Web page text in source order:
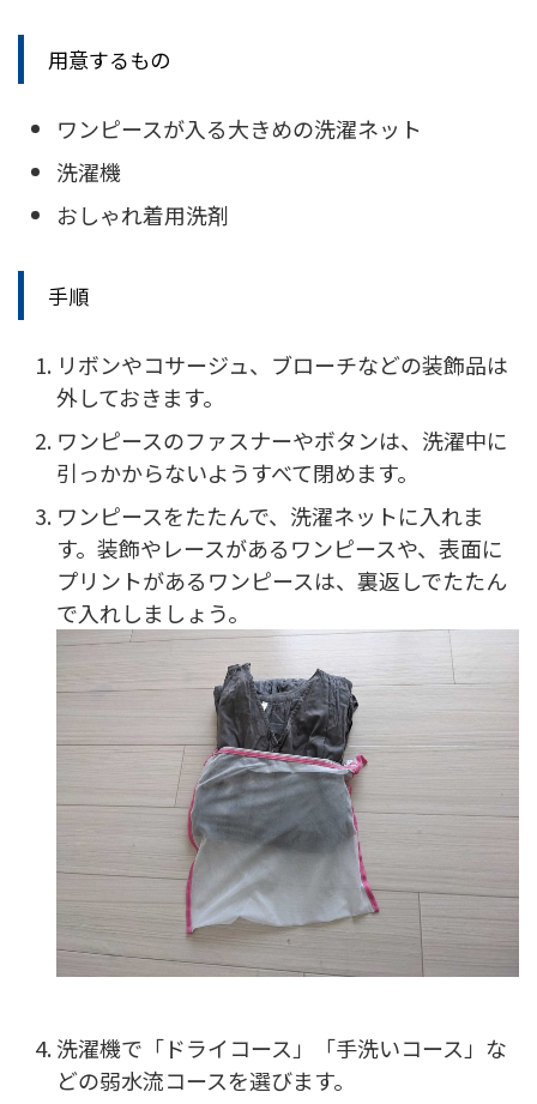
用意するもの
ワンピースが入る大きめの洗濯ネット
洗濯機
おしゃれ着用洗剤
手順
リボンやコサージュ、ブローチなどの装飾品は
外しておきます。
ワンピースのファスナーやボタンは、洗濯中に
引っかからないようすべて閉めます。
ワンピースをたたんで、洗濯ネットに入れま
す。装飾やレースがあるワンピースや、表面に
プリントがあるワンピースは、裏返しでたたん
で入れしましょう。
洗濯機で「ドライコース」「手洗いコース」な
どの弱水流コースを選びます。